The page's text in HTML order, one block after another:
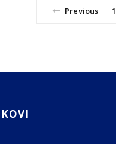
Previous 1